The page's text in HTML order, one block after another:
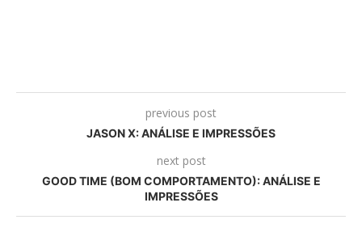
previous post
JASON X: ANÁLISE E IMPRESSÕES
next post
GOOD TIME (BOM COMPORTAMENTO): ANÁLISE E
IMPRESSÕES